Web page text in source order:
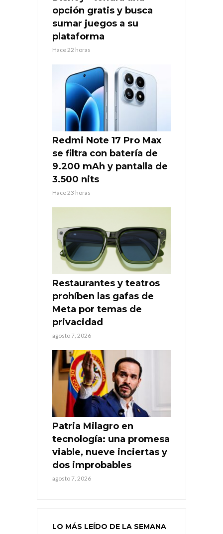
opción gratis y busca
sumar juegos a su
plataforma
Hace 22 horas
Redmi Note 17 Pro Max
se filtra con batería de
9.200 mAh y pantalla de
3.500 nits
Hace 23 horas
Restaurantes y teatros
prohíben las gafas de
Meta por temas de
privacidad
agosto 7, 2026
Patria Milagro en
tecnología: una promesa
viable, nueve inciertas y
dos improbables
agosto 7, 2026
LO MÁS LEÍDO DE LA SEMANA